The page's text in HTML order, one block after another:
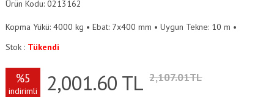
Ürün Kodu: 0213162
Kopma Yükü: 4000 kg • Ebat: 7x400 mm • Uygun Tekne: 10 m •
Stok : Tükendi
%5
indirimli 2,001.60 TL 2,107.01TL